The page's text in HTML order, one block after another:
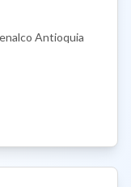
Antioquia